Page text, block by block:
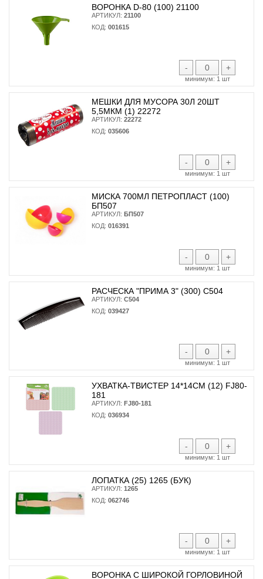
ВОРОНКА D-80 (100) 21100
АРТИКУЛ: 21100
КОД: 001615
- +
минимум: 1 шт
МЕШКИ ДЛЯ МУСОРА 30Л 20ШТ
5,5МКМ (1) 22272
АРТИКУЛ: 22272
КОД: 035606
- +
минимум: 1 шт
МИСКА 700МЛ ПЕТРОПЛАСТ (100)
БП507
АРТИКУЛ: БП507
КОД: 016391
- +
минимум: 1 шт
РАСЧЕСКА "ПРИМА 3" (300) С504
АРТИКУЛ: С504
КОД: 039427
- +
минимум: 1 шт
УХВАТКА-ТВИСТЕР 14*14СМ (12) FJ80-
181
АРТИКУЛ: FJ80-181
КОД: 036934
- +
минимум: 1 шт
ЛОПАТКА (25) 1265 (БУК)
АРТИКУЛ: 1265
КОД: 062746
- +
минимум: 1 шт
ВОРОНКА С ШИРОКОЙ ГОРЛОВИНОЙ